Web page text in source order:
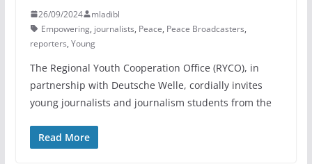
26/09/2024
mladibl
Empowering, journalists, Peace, Peace Broadcasters,
reporters, Young
The Regional Youth Cooperation Office (RYCO), in
partnership with Deutsche Welle, cordially invites
young journalists and journalism students from the
Read More